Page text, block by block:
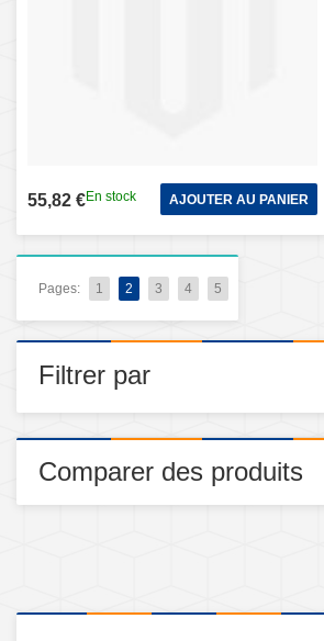
55,82 €En stock AJOUTER AU PANIER
Pages: 1 2 3 4 5
Filtrer par
Comparer des produits